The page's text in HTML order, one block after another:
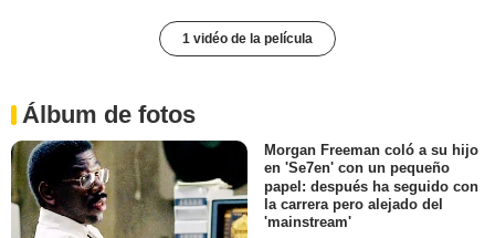
1 vidéo de la película
Álbum de fotos
Morgan Freeman coló a su hijo
en 'Se7en' con un pequeño
papel: después ha seguido con
la carrera pero alejado del
'mainstream'